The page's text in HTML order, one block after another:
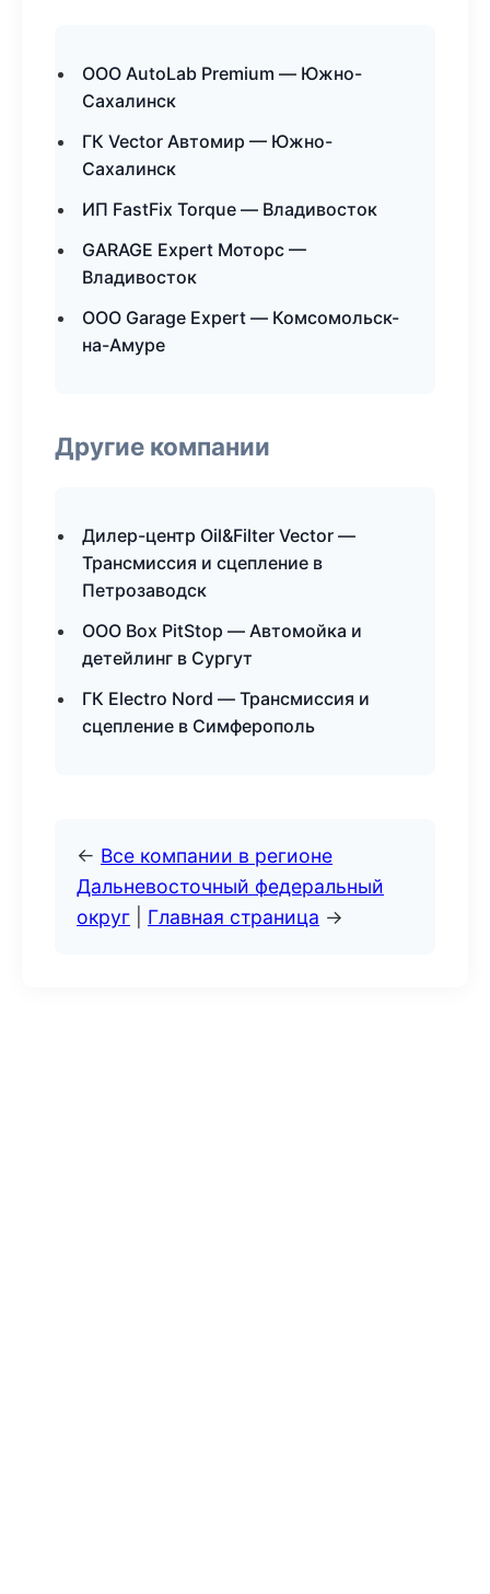
ООО AutoLab Premium — Южно-
Сахалинск
ГК Vector Автомир — Южно-
Сахалинск
ИП FastFix Torque — Владивосток
GARAGE Expert Моторс —
Владивосток
ООО Garage Expert — Комсомольск-
на-Амуре
Другие компании
Дилер-центр Oil&Filter Vector —
Трансмиссия и сцепление в
Петрозаводск
ООО Box PitStop — Автомойка и
детейлинг в Сургут
ГК Electro Nord — Трансмиссия и
сцепление в Симферополь
← Все компании в регионе
Дальневосточный федеральный
округ
Главная страница →